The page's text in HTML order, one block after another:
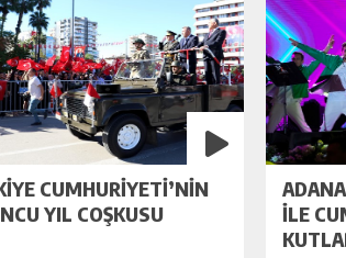
CUMHURİYETİ’NİN
YIL COŞKUSU
İLE